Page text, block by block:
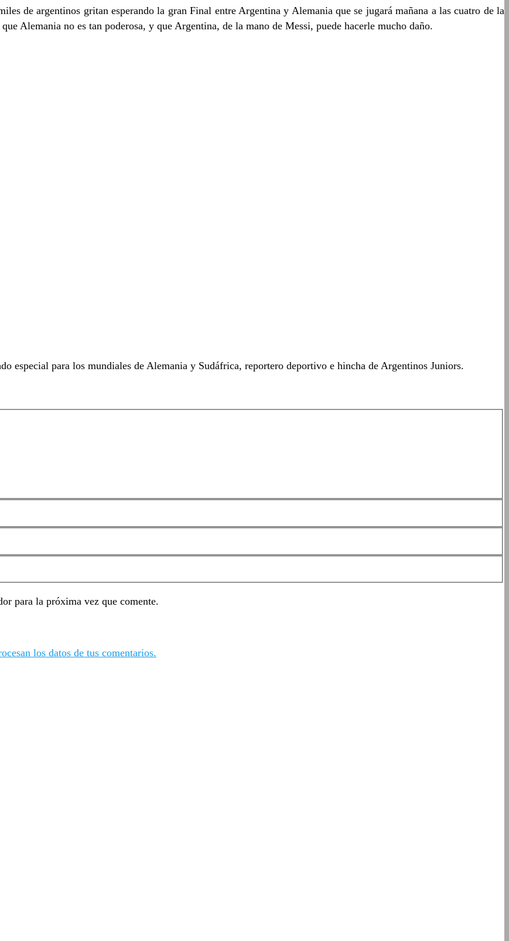
de argentinos gritan esperando la gran Final entre Argentina y Alemania que se jugará mañana a las cuatro de la
Alemania no es tan poderosa, y que Argentina, de la mano de Messi, puede hacerle mucho daño.
especial para los mundiales de Alemania y Sudáfrica, reportero deportivo e hincha de Argentinos Juniors.
para la próxima vez que comente.
los datos de tus comentarios.